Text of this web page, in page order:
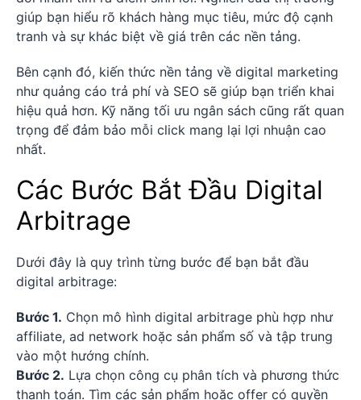
giúp bạn hiểu rõ khách hàng mục tiêu, mức độ cạnh
tranh và sự khác biệt về giá trên các nền tảng.
Bên cạnh đó, kiến thức nền tảng về digital marketing
như quảng cáo trả phí và SEO sẽ giúp bạn triển khai
hiệu quả hơn. Kỹ năng tối ưu ngân sách cũng rất quan
trọng để đảm bảo mỗi click mang lại lợi nhuận cao
nhất.
Các Bước Bắt Đầu Digital
Arbitrage
Dưới đây là quy trình từng bước để bạn bắt đầu
digital arbitrage:
Bước 1. Chọn mô hình digital arbitrage phù hợp như
affiliate, ad network hoặc sản phẩm số và tập trung
vào một hướng chính.
Bước 2. Lựa chọn công cụ phân tích và phương thức
thanh toán. Tìm các sản phẩm hoặc offer có quyền